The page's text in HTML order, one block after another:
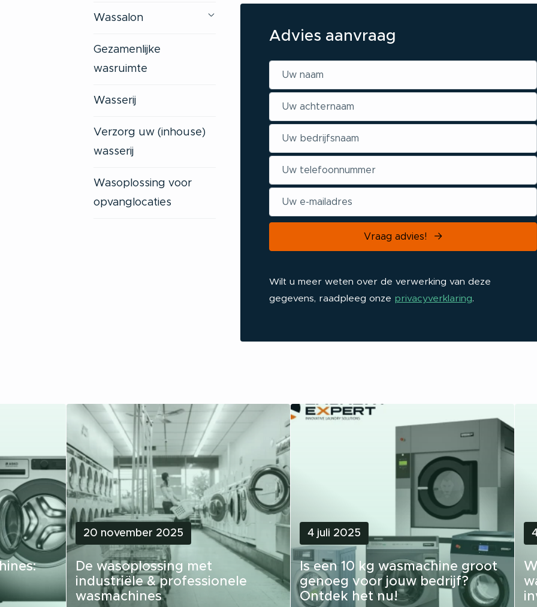
Wassalon
Gezamenlijke
wasruimte
Wasserij
Verzorg uw (inhouse)
wasserij
Wasoplossing voor
opvanglocaties
Advies aanvraag
Vraag advies!
Wilt u meer weten over de verwerking van deze
gegevens, raadpleeg onze privacyverklaring.
20 november 2025
De wasoplossing met
industriële & professionele
wasmachines
4 juli 2025
Is een 10 kg wasmachine groot
genoeg voor jouw bedrijf?
Ontdek het nu!